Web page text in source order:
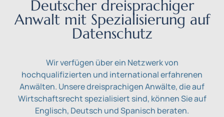
Deutscher dreisprachiger
Anwalt mit Spezialisierung auf
Datenschutz
Wir verfügen über ein Netzwerk von
hochqualifizierten und international erfahrenen
Anwälten. Unsere dreisprachigen Anwälte, die auf
Wirtschaftsrecht spezialisiert sind, können Sie auf
Englisch, Deutsch und Spanisch beraten.